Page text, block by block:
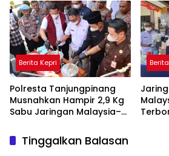
Berita Kepri
Polresta Tanjungpinang
Musnahkan Hampir 2,9 Kg
Sabu Jaringan Malaysia–
Ribuan Jiwa
Tinggalkan Balasan